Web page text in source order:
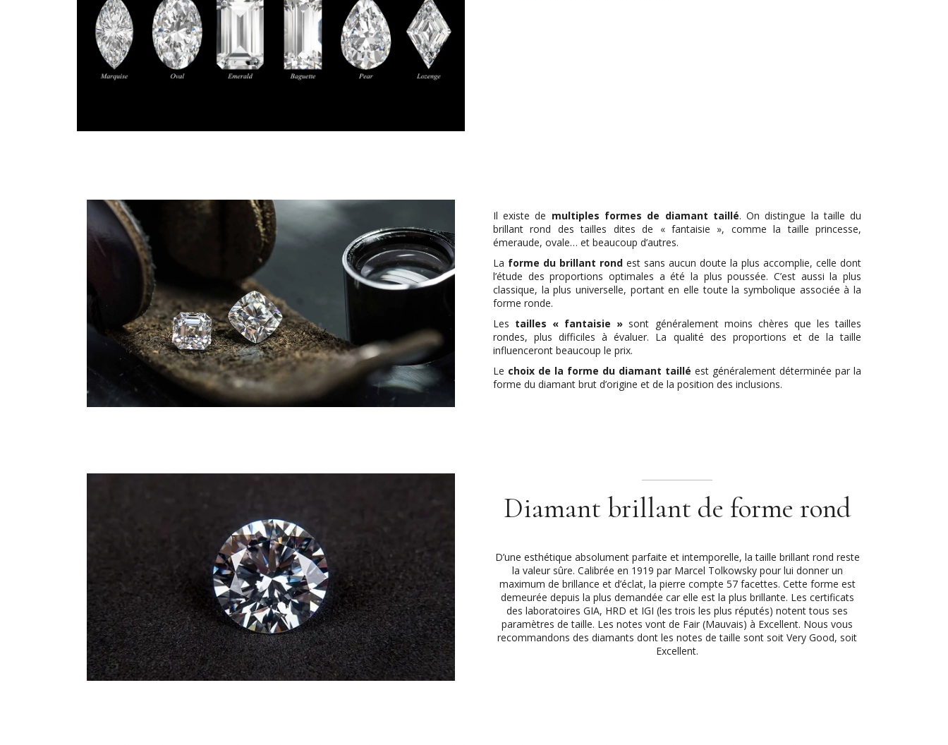
Il existe de multiples formes de diamant taillé. On distingue la taille du
brillant rond des tailles dites de « fantaisie », comme la taille princesse,
émeraude, ovale… et beaucoup d’autres.
La forme du brillant rond est sans aucun doute la plus accomplie, celle dont
l’étude des proportions optimales a été la plus poussée. C’est aussi la plus
classique, la plus universelle, portant en elle toute la symbolique associée à la
forme ronde.
Les tailles « fantaisie » sont généralement moins chères que les tailles
rondes, plus difficiles à évaluer. La qualité des proportions et de la taille
influenceront beaucoup le prix.
Le choix de la forme du diamant taillé est généralement déterminée par la
forme du diamant brut d’origine et de la position des inclusions.
Diamant brillant de forme rond
D’une esthétique absolument parfaite et intemporelle, la taille brillant rond reste
la valeur sûre. Calibrée en 1919 par Marcel Tolkowsky pour lui donner un
maximum de brillance et d’éclat, la pierre compte 57 facettes. Cette forme est
demeurée depuis la plus demandée car elle est la plus brillante. Les certificats
des laboratoires GIA, HRD et IGI (les trois les plus réputés) notent tous ses
paramètres de taille. Les notes vont de Fair (Mauvais) à Excellent. Nous vous
recommandons des diamants dont les notes de taille sont soit Very Good, soit
Excellent.